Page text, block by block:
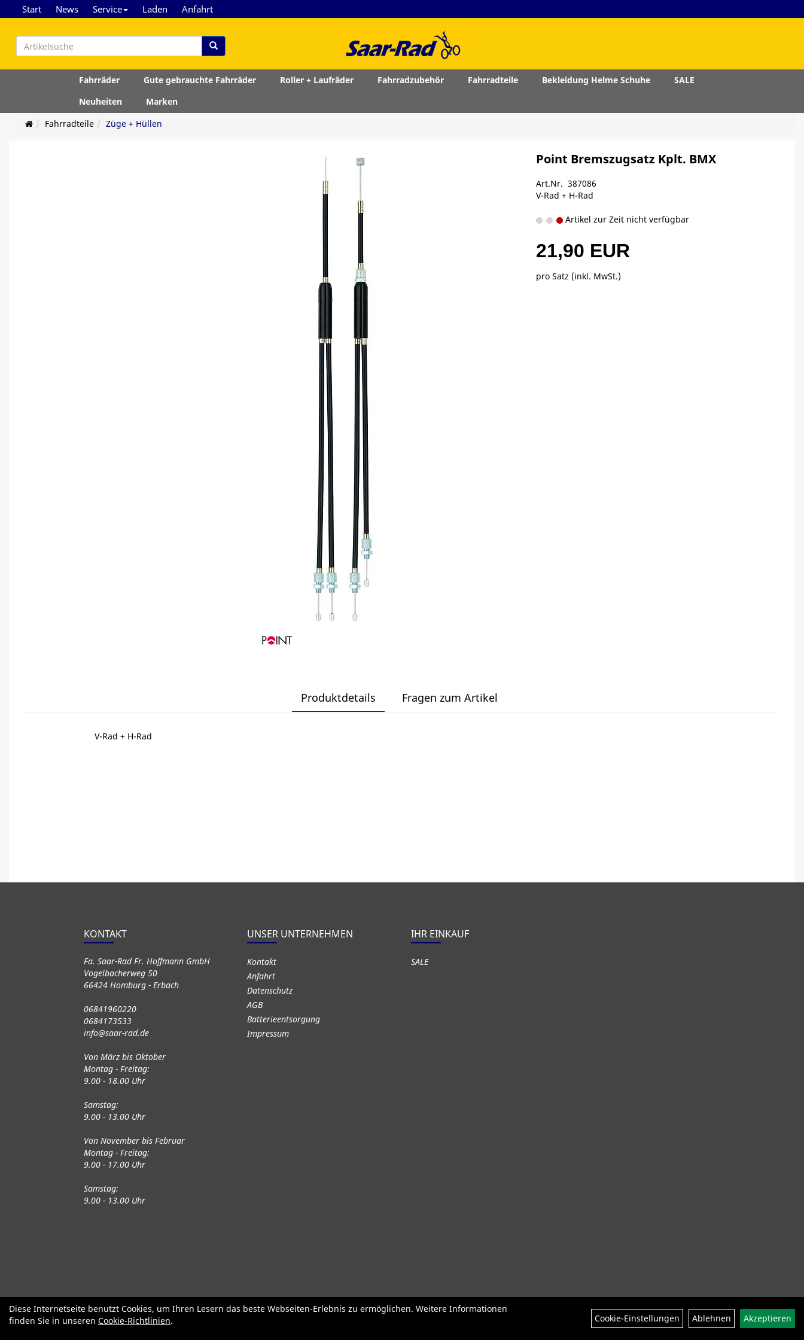
Start News Service Laden Anfahrt
Fahrräder Gute gebrauchte Fahrräder Roller + Laufräder Fahrradzubehör Fahrradteile Bekleidung Helme Schuhe
SALE
Neuheiten
Marken
Fahrradteile
Züge + Hüllen
Point Bremszugsatz Kplt. BMX
Art.Nr. 387086
V-Rad + H-Rad
Artikel zur Zeit nicht verfügbar
21,90 EUR
pro Satz (inkl. MwSt.)
Produktdetails Fragen zum Artikel
V-Rad + H-Rad
KONTAKT
Fa. Saar-Rad Fr. Hoffmann GmbH
Vogelbacherweg 50
66424 Homburg - Erbach
06841960220
0684173533
info@saar-rad.de
Von März bis Oktober
Montag - Freitag:
9.00 - 18.00 Uhr
Samstag:
9.00 - 13.00 Uhr
Von November bis Februar
Montag - Freitag:
9.00 - 17.00 Uhr
Samstag:
9.00 - 13.00 Uhr
UNSER UNTERNEHMEN
Kontakt
Anfahrt
Datenschutz
AGB
Batterieentsorgung
Impressum
IHR EINKAUF
SALE
Fahrräder Gute gebrauchte Fahrräder Roller + Laufräder Fahrradzubehör Fahrradteile
Diese Internetseite benutzt Cookies, um Ihren Lesern das beste Webseiten-Erlebnis zu ermöglichen. Weitere Informationen
finden Sie in unseren Cookie-Richtlinien. Cookie-Einstellungen Ablehnen Akzeptieren